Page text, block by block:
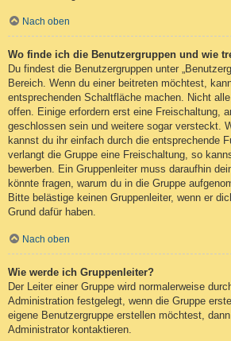
Nach oben
Wo finde ich die Benutzergruppen und wie
Du findest die Benutzergruppen unter
Bereich. Wenn du einer beitreten möchtest,
entsprechenden Schaltfläche machen. Nicht
offen. Einige erfordern erst eine Freischaltung,
geschlossen sein und weitere sogar versteckt.
kannst du ihr einfach durch die entsprechende
verlangt die Gruppe eine Freischaltung, so
bewerben. Ein Gruppenleiter muss daraufhin
könnte fragen, warum du in die Gruppe
Bitte belästige keinen Gruppenleiter, wenn er
Grund dafür haben.
Nach oben
Wie werde ich Gruppenleiter?
Der Leiter einer Gruppe wird normalerweise
Administration festgelegt, wenn die Gruppe
eigene Benutzergruppe erstellen möchtest,
Administrator kontaktieren.